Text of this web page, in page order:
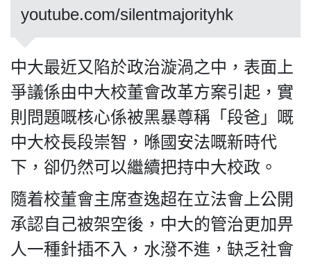
聯絡我們
私
隱
策
及
責
youtube.com/silentmajorityhk
中大最近又陷於政治漩渦之中，表面上
爭議係由中大校董會改革方案引起，實
則問題嘅核心係被黑暴尊稱「段爸」嘅
中大校長段崇智，喺國安法嘅新時代
下，卻仍然可以繼續把持中大校政。
隨着校董會主席查逸超在立法會上公開
承認自己被架空後，中大的管治更加畀
人一種針插不入，水潑不進，缺乏社會